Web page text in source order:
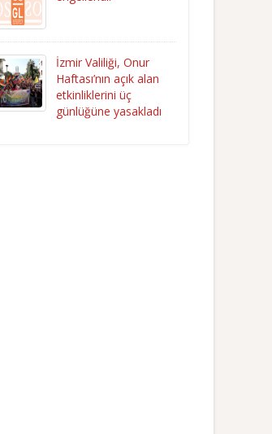
İzmir Valiliği, Onur
Haftası’nın açık alan
etkinliklerini üç
günlüğüne yasakladı